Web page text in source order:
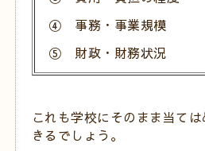
④ 事務・事業規模
⑤ 財政・財務状況
これも学校にそのまま当て
きるでしょう。